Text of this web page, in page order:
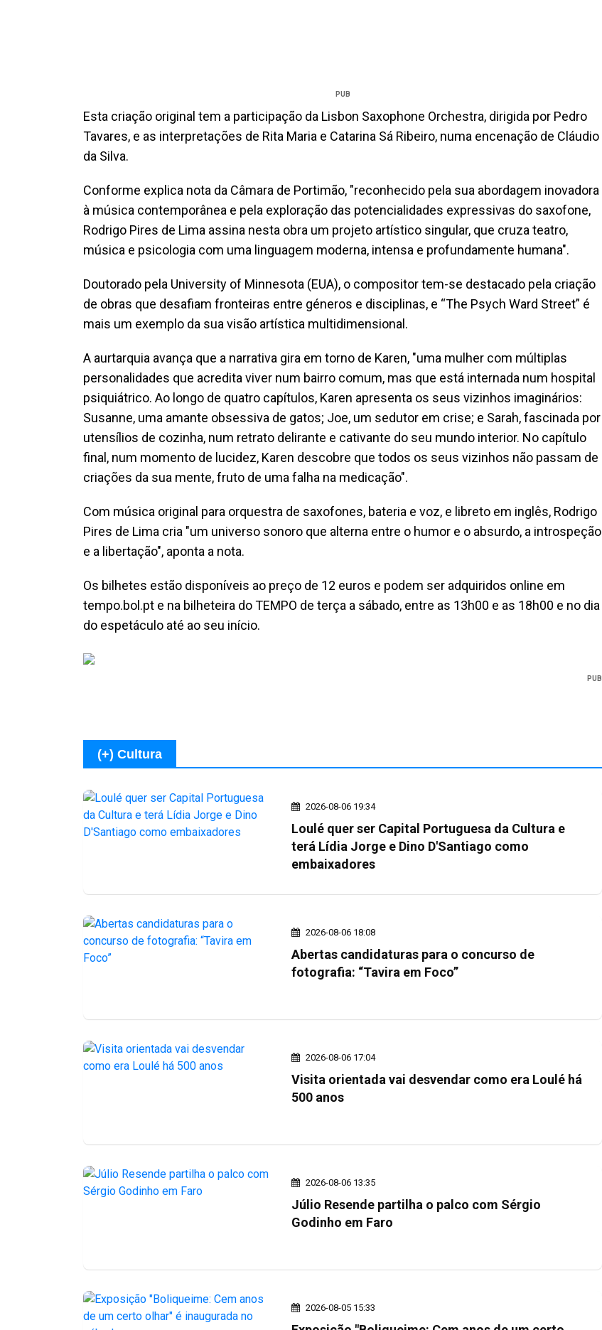
PUB
Esta criação original tem a participação da Lisbon Saxophone Orchestra, dirigida por Pedro
Tavares, e as interpretações de Rita Maria e Catarina Sá Ribeiro, numa encenação de Cláudio
da Silva.
Conforme explica nota da Câmara de Portimão, "reconhecido pela sua abordagem inovadora
à música contemporânea e pela exploração das potencialidades expressivas do saxofone,
Rodrigo Pires de Lima assina nesta obra um projeto artístico singular, que cruza teatro,
música e psicologia com uma linguagem moderna, intensa e profundamente humana".
Doutorado pela University of Minnesota (EUA), o compositor tem-se destacado pela criação
de obras que desafiam fronteiras entre géneros e disciplinas, e “The Psych Ward Street” é
mais um exemplo da sua visão artística multidimensional.
A aurtarquia avança que a narrativa gira em torno de Karen, "uma mulher com múltiplas
personalidades que acredita viver num bairro comum, mas que está internada num hospital
psiquiátrico. Ao longo de quatro capítulos, Karen apresenta os seus vizinhos imaginários:
Susanne, uma amante obsessiva de gatos; Joe, um sedutor em crise; e Sarah, fascinada por
utensílios de cozinha, num retrato delirante e cativante do seu mundo interior. No capítulo
final, num momento de lucidez, Karen descobre que todos os seus vizinhos não passam de
criações da sua mente, fruto de uma falha na medicação".
Com música original para orquestra de saxofones, bateria e voz, e libreto em inglês, Rodrigo
Pires de Lima cria "um universo sonoro que alterna entre o humor e o absurdo, a introspeção
e a libertação", aponta a nota.
Os bilhetes estão disponíveis ao preço de 12 euros e podem ser adquiridos online em
tempo.bol.pt e na bilheteira do TEMPO de terça a sábado, entre as 13h00 e as 18h00 e no dia
do espetáculo até ao seu início.
PUB
(+) Cultura
2026-08-06 19:34
Loulé quer ser Capital Portuguesa da Cultura e
terá Lídia Jorge e Dino D'Santiago como
embaixadores
2026-08-06 18:08
Abertas candidaturas para o concurso de
fotografia: “Tavira em Foco”
2026-08-06 17:04
Visita orientada vai desvendar como era Loulé há
500 anos
2026-08-06 13:35
Júlio Resende partilha o palco com Sérgio
Godinho em Faro
2026-08-05 15:33